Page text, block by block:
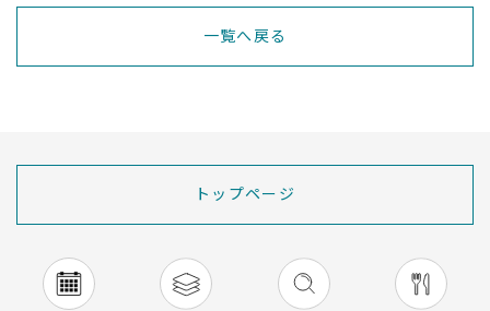
一覧へ戻る
トップページ